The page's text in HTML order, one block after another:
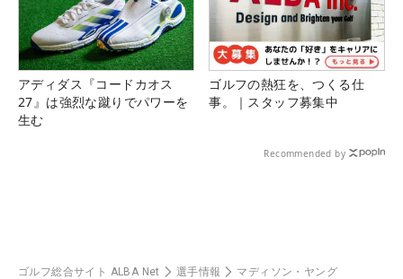
アディダス『コードカオス
27』は強烈な蹴りでパワーを
生む
ゴルフの熱狂を、つくる仕
事。｜スタッフ募集中
Recommended by
ゴルフ総合サイト ALBA Net 選手情報 マディソン・ヤング